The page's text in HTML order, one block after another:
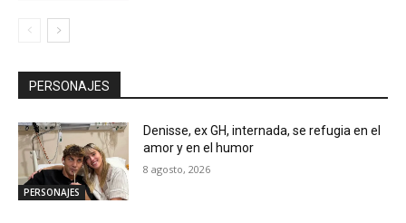
PERSONAJES
PERSONAJES
Denisse, ex GH, internada, se refugia en el
amor y en el humor
8 agosto, 2026